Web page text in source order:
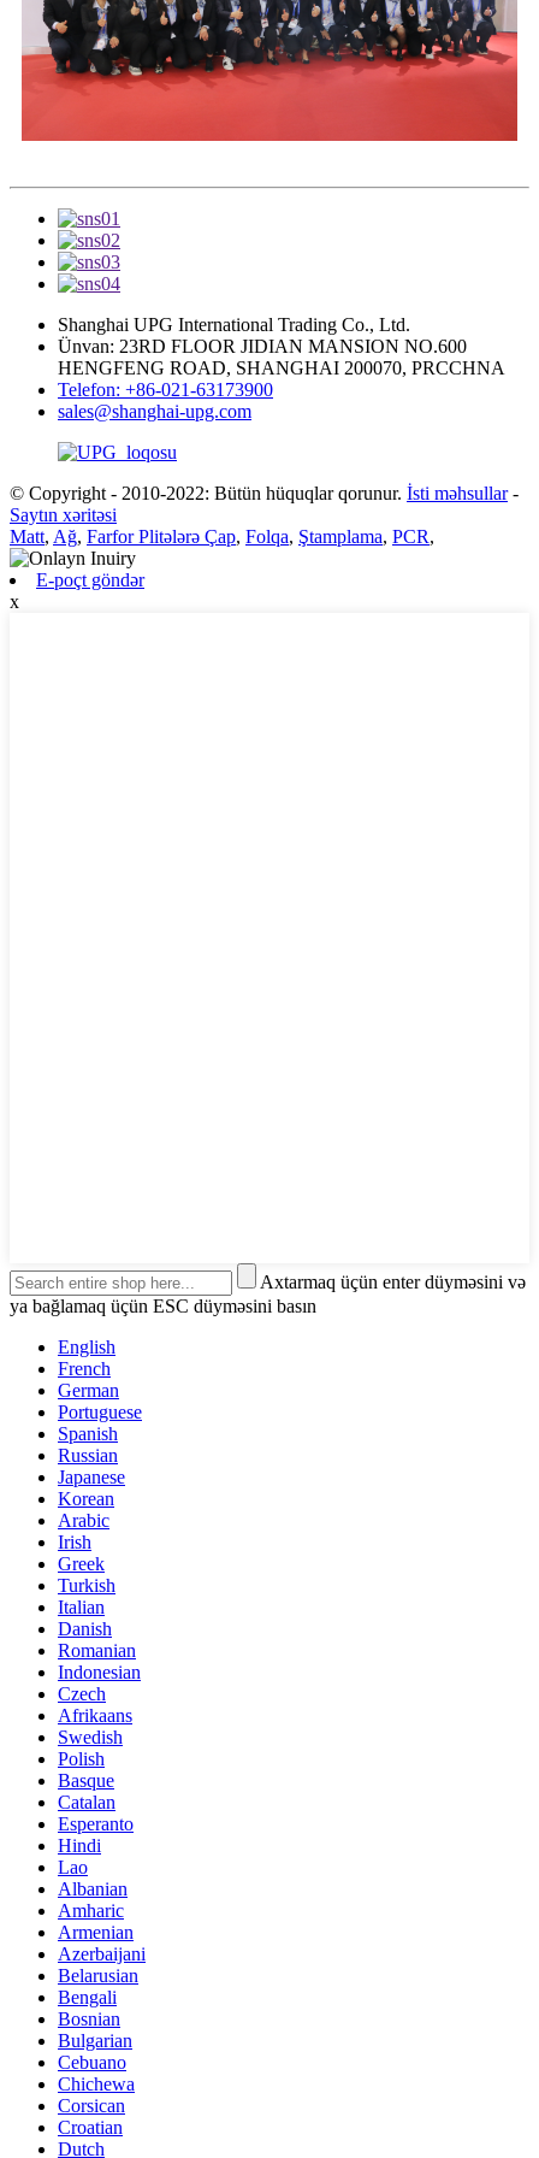
Shanghai UPG International Trading Co., Ltd.
Ünvan: 23RD FLOOR JIDIAN MANSION NO.600
HENGFENG ROAD, SHANGHAI 200070, PRCCHNA
Telefon: +86-021-63173900
sales@shanghai-upg.com
© Copyright - 2010-2022: Bütün hüquqlar qorunur. İsti məhsullar-
Saytın xəritəsi
Matt, Ağ, Farfor Plitələrə Çap, Folqa, Ştamplama, PCR,
E-poçt göndər
x
Axtarmaq üçün enter düyməsini və
ya bağlamaq üçün ESC düyməsini basın
English
French
German
Portuguese
Spanish
Russian
Japanese
Korean
Arabic
Irish
Greek
Turkish
Italian
Danish
Romanian
Indonesian
Czech
Afrikaans
Swedish
Polish
Basque
Catalan
Esperanto
Hindi
Lao
Albanian
Amharic
Armenian
Azerbaijani
Belarusian
Bengali
Bosnian
Bulgarian
Cebuano
Chichewa
Corsican
Croatian
Dutch